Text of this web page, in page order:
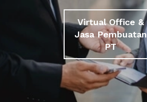
Virtual Office &
Jasa Pembuatan
PT